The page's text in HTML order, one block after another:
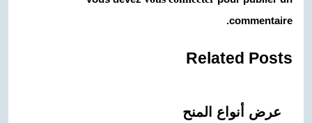
commentaire.
Related Posts
عرض أنواع المنح